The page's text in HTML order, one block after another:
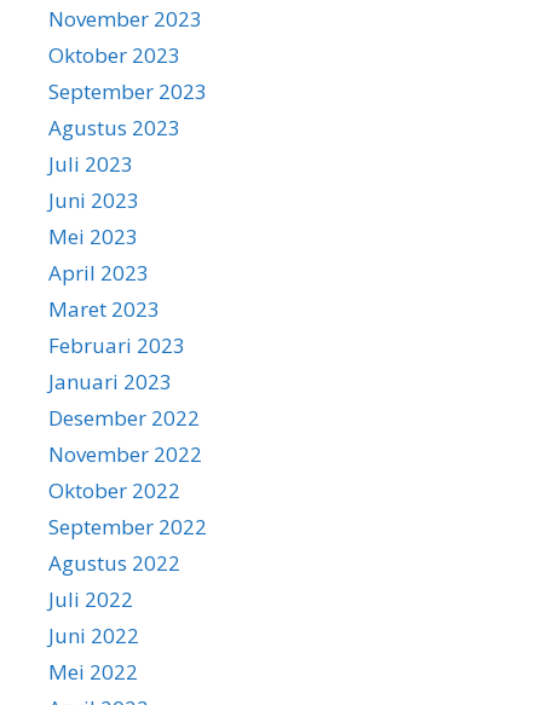
November 2023
Oktober 2023
September 2023
Agustus 2023
Juli 2023
Juni 2023
Mei 2023
April 2023
Maret 2023
Februari 2023
Januari 2023
Desember 2022
November 2022
Oktober 2022
September 2022
Agustus 2022
Juli 2022
Juni 2022
Mei 2022